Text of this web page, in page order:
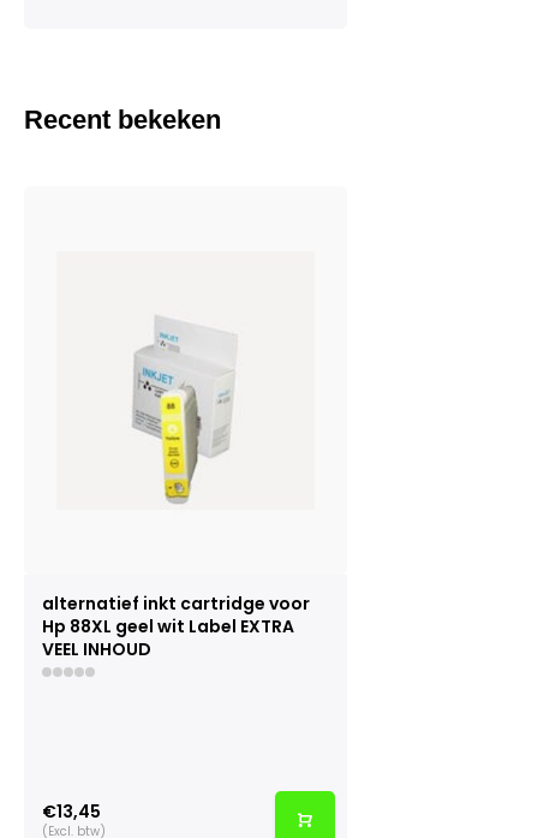
Recent bekeken
alternatief inkt cartridge voor
Hp 88XL geel wit Label EXTRA
VEEL INHOUD
€13,45
(Excl. btw)